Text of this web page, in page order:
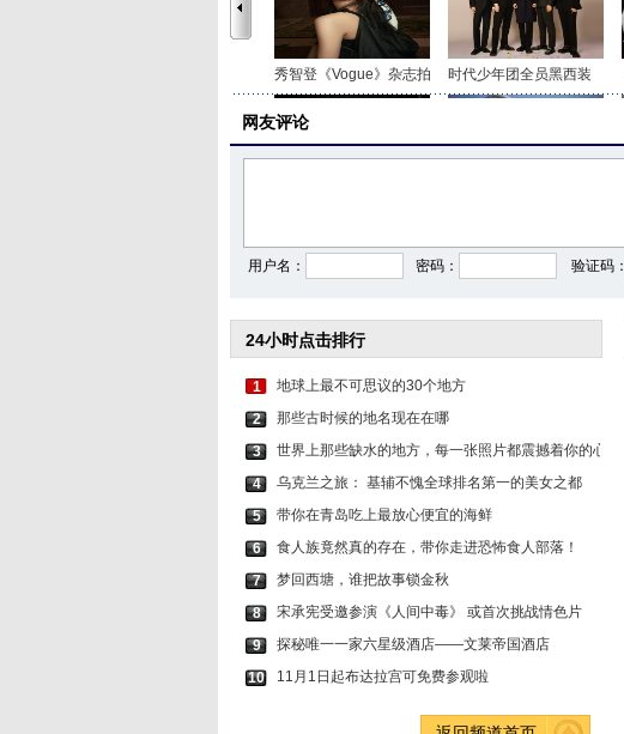
秀智登《Vogue》杂志拍 时代少年团全员黑西装
网友评论
用户名： 密码： 验证码：
24小时点击排行
1
地球上最不可思议的30个地方
2
那些古时候的地名现在在哪
3
世界上那些缺水的地方，每一张照片都震撼着你的心
4
乌克兰之旅： 基辅不愧全球排名第一的美女之都
5
带你在青岛吃上最放心便宜的海鲜
6
食人族竟然真的存在，带你走进恐怖食人部落！
7
梦回西塘，谁把故事锁金秋
8
宋承宪受邀参演《人间中毒》 或首次挑战情色片
9
探秘唯一一家六星级酒店——文莱帝国酒店
10
11月1日起布达拉宫可免费参观啦